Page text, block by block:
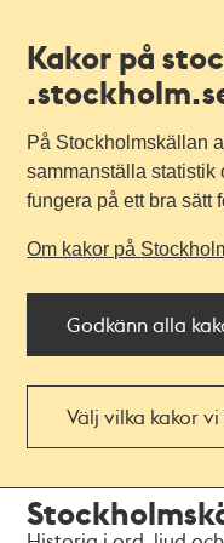
Kakor på
På Stockholmskällan
sammanställa statistik
fungera på ett bra sätt
Om kakor på
Godkänn alla
Välj vilka kakor
navigationen
huvudinnehållet